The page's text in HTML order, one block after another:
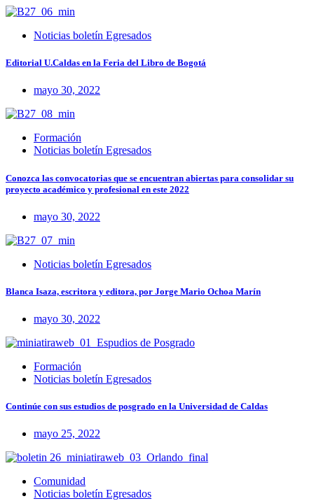
Noticias boletín Egresados
Editorial U.Caldas en la Feria del Libro de Bogotá
mayo 30, 2022
Formación
Noticias boletín Egresados
Conozca las convocatorias que se encuentran abiertas para consolidar su
proyecto académico y profesional en este 2022
mayo 30, 2022
Noticias boletín Egresados
Blanca Isaza, escritora y editora, por Jorge Mario Ochoa Marín
mayo 30, 2022
Formación
Noticias boletín Egresados
Continúe con sus estudios de posgrado en la Universidad de Caldas
mayo 25, 2022
Comunidad
Noticias boletín Egresados